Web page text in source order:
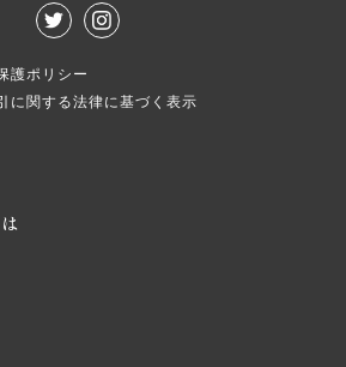
護ポリシー
に関する法律に基づく表示